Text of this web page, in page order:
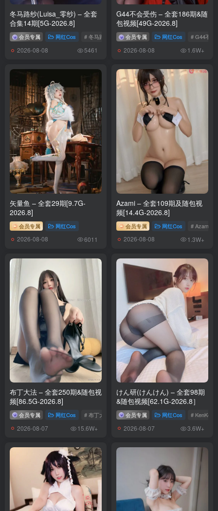
冬马路纱(Luisa_零纱) – 全套
合集14期[5G-2026.8]
会员专属 网红Cos # 冬马路纱 # Luisa_零纱
2026-08-08 5461
G44不会受伤 – 全套186期&随
包视频[49G-2026.8]
会员专属 网红Cos # G44不会
2026-08-08 1.6W+
矢量鱼 – 全套29期[9.7G-
2026.8]
会员专属 网红Cos
2026-08-08 6011
Azami – 全套109期及随包视
频[14.4G-2026.8]
会员专属 网红Cos # Azami
2026-08-08 1.3W+
布丁大法 – 全套250期&随包视
频[86.5G-2026.8]
会员专属 网红Cos # 布丁大法
2026-08-07 15.6W+
けん研(けんけん) – 全套98期
&随包视频[62.1G-2026.8］
会员专属 网红Cos # KenKen
2026-08-07 3.6W+